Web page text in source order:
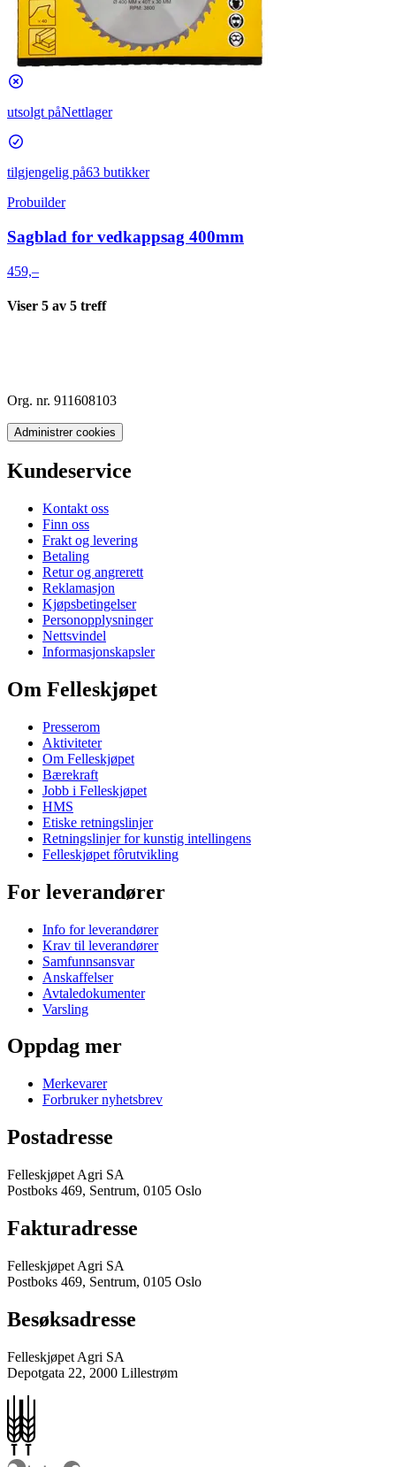
utsolgt påNettlager
tilgjengelig på63 butikker
Probuilder
Sagblad for vedkappsag 400mm
459,–
Viser 5 av 5 treff
Org. nr. 911608103
Administrer cookies
Kundeservice
Kontakt oss
Finn oss
Frakt og levering
Betaling
Retur og angrerett
Reklamasjon
Kjøpsbetingelser
Personopplysninger
Nettsvindel
Informasjonskapsler
Om Felleskjøpet
Presserom
Aktiviteter
Om Felleskjøpet
Bærekraft
Jobb i Felleskjøpet
HMS
Etiske retningslinjer
Retningslinjer for kunstig intellingens
Felleskjøpet fôrutvikling
For leverandører
Info for leverandører
Krav til leverandører
Samfunnsansvar
Anskaffelser
Avtaledokumenter
Varsling
Oppdag mer
Merkevarer
Forbruker nyhetsbrev
Postadresse
Felleskjøpet Agri SA
Postboks 469, Sentrum, 0105 Oslo
Fakturadresse
Felleskjøpet Agri SA
Postboks 469, Sentrum, 0105 Oslo
Besøksadresse
Felleskjøpet Agri SA
Depotgata 22, 2000 Lillestrøm